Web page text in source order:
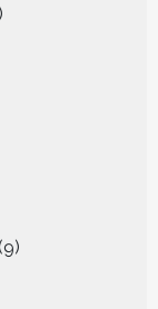
producten
9
producten